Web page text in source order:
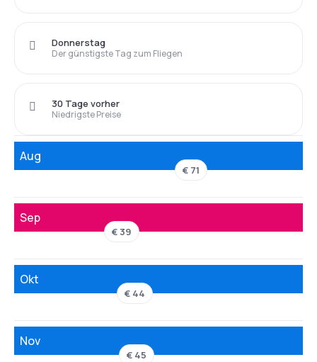
Der günstigste Tag zum Fliegen
Donnerstag
Niedrigste Preise
30 Tage vorher
Aug
€ 71
Sep
€ 39
Okt
€ 44
Nov
€ 45